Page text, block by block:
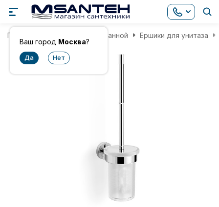
Ваш город Москва?
Главная Аксессуары для ванной Ершики для унитаза